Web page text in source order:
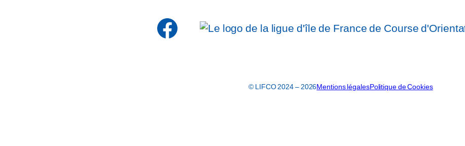
Facebook
© LIFCO 2024 – 2026Mentions légalesPolitique de Cookies